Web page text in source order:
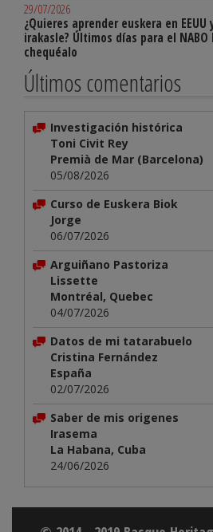
29/07/2026
¿Quieres aprender euskera en
irakasle? Últimos días para el
chequéalo
Últimos comentarios
Investigación histórica
Toni Civit Rey
Premià de Mar (Barcelona)
05/08/2026
Curso de Euskera Biok
Jorge
06/07/2026
Arguiñano Pastoriza
Lissette
Montréal, Quebec
04/07/2026
Datos de mi tatarabuelo
Cristina Fernández
España
02/07/2026
Saber de mis origenes
Irasema
La Habana, Cuba
24/06/2026